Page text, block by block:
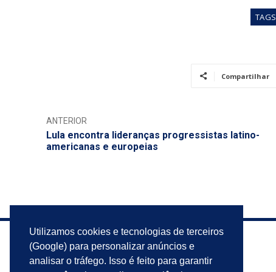
Utilizamos cookies e tecnologias de terceiros
(Google) para personalizar anúncios e
analisar o tráfego. Isso é feito para garantir
TAGS
Compartilhar
ANTERIOR
Lula encontra lideranças progressistas latino-
americanas e europeias